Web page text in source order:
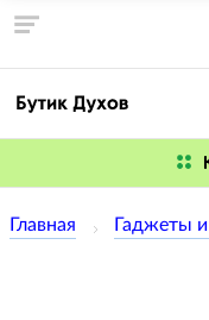
Главная Гаджеты